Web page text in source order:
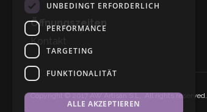
Öffnungszeiten
Kontakt
Copyright © 2017 AW Artisan S.L,. All rights reserved.
UNBEDINGT ERFORDERLICH
PERFORMANCE
TARGETING
FUNKTIONALITÄT
ALLE AKZEPTIEREN